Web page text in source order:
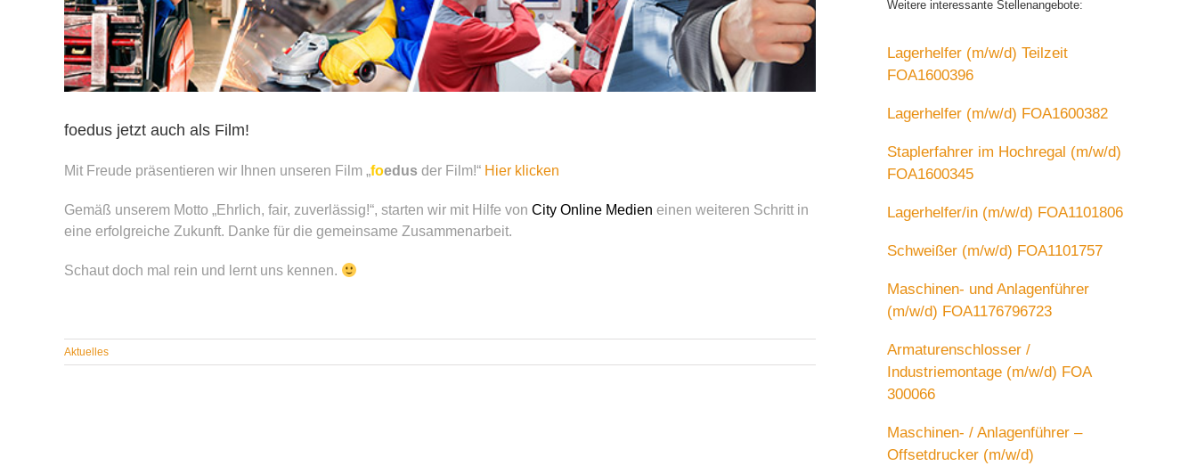
foedus jetzt auch als Film!
Mit Freude präsentieren wir Ihnen unseren Film „foedus der Film!“ Hier klicken
Gemäß unserem Motto „Ehrlich, fair, zuverlässig!“, starten wir mit Hilfe von City Online Medien einen weiteren Schritt in
eine erfolgreiche Zukunft. Danke für die gemeinsame Zusammenarbeit.
Schaut doch mal rein und lernt uns kennen.
Aktuelles
Weitere interessante Stellenangebote:
Lagerhelfer (m/w/d) Teilzeit
FOA1600396
Lagerhelfer (m/w/d) FOA1600382
Staplerfahrer im Hochregal (m/w/d)
FOA1600345
Lagerhelfer/in (m/w/d) FOA1101806
Schweißer (m/w/d) FOA1101757
Maschinen- und Anlagenführer
(m/w/d) FOA1176796723
Armaturenschlosser /
Industriemontage (m/w/d) FOA
300066
Maschinen- / Anlagenführer –
Offsetdrucker (m/w/d)